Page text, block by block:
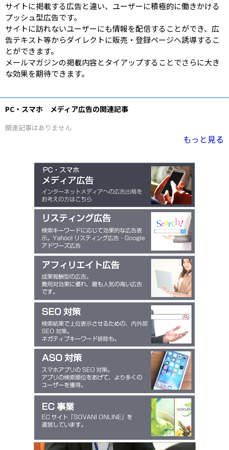
サイトに掲載する広告と違い、ユーザーに積極的に働きかける
プッシュ型広告です。
サイトに訪れないユーザーにも情報を配信することができ、広
告テキスト等からダイレクトに販売・登録ページへ誘導するこ
とができます。
メールマガジンの掲載内容とタイアップすることでさらに大き
な効果を期待できます。
PC・スマホ メディア広告の関連記事
関連記事はありません
もっと見る